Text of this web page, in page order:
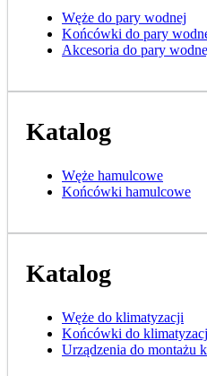
Węże do pary wodnej
Końcówki do pary
Akcesoria do pary
Katalog
Węże hamulcowe
Końcówki hamulcowe
Katalog
Węże do klimatyzacji
Końcówki do
Urządzenia do montażu